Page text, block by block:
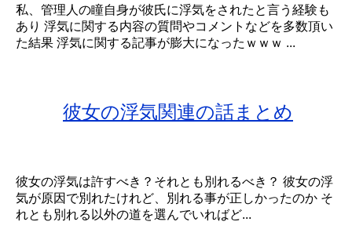
私、管理人の瞳自身が彼氏に浮気をされたと言う経験も
あり 浮気に関する内容の質問やコメントなどを多数頂い
た結果 浮気に関する記事が膨大になったｗｗｗ ...
彼女の浮気関連の話まとめ
彼女の浮気は許すべき？それとも別れるべき？ 彼女の浮
気が原因で別れたけれど、別れる事が正しかったのか そ
れとも別れる以外の道を選んでいればど...